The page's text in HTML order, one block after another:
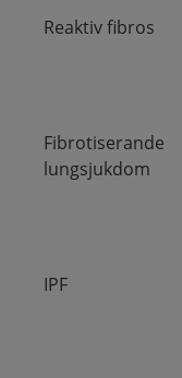
Reaktiv fibros
Fibrotiserande
lungsjukdom
IPF